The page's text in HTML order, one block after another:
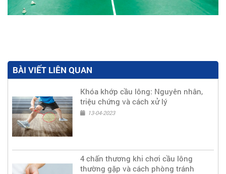
BÀI VIẾT LIÊN QUAN
Khóa khớp cầu lông: Nguyên nhân,
triệu chứng và cách xử lý
13-04-2023
4 chấn thương khi chơi cầu lông
thường gặp và cách phòng tránh